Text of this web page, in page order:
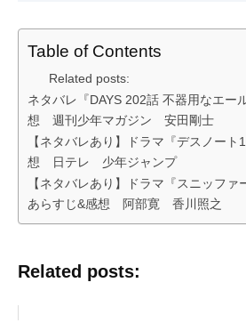
Table of Contents
Related posts:
ネタバレ『DAYS 202話 不器用なエー
想 週刊少年マガジン 安田剛士
【ネタバレあり】ドラマ『デスノート
想 日テレ 少年ジャンプ
【ネタバレあり】ドラマ『スニッファ
あらすじ&感想 阿部寛 香川照之
Related posts: